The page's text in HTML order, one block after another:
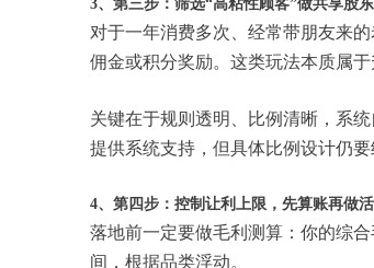
3、第三步：筛选“高粘性顾客”做共享股东
对于一年消费多次、经常带朋友来
佣金或积分奖励。这类玩法本质属
关键在于规则透明、比例清晰，系
提供系统支持，但具体比例设计仍要
4、第四步：控制让利上限，先算账再做
落地前一定要做毛利测算：你的综
间，根据品类浮动。